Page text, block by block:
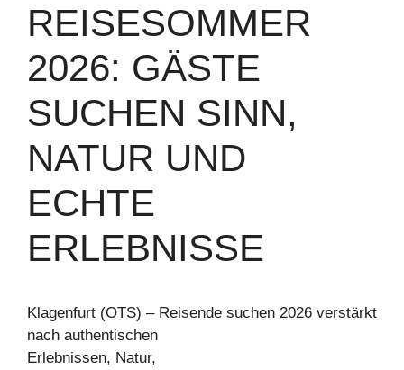
REISESOMMER
2026: GÄSTE
SUCHEN SINN,
NATUR UND
ECHTE
ERLEBNISSE
Klagenfurt (OTS) – Reisende suchen 2026 verstärkt
nach authentischen
Erlebnissen, Natur,